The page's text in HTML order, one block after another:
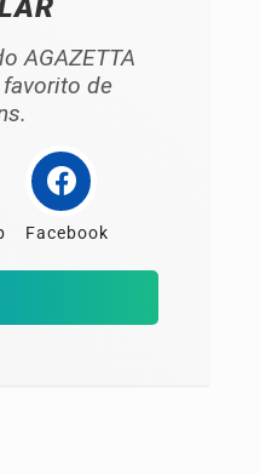
AGAZETTA
favorito de
Facebook